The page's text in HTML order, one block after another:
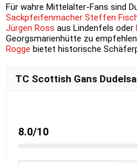
Für wahre Mittelalter-Fans sind
Sackpfeifenmacher Steffen
Jürgen Ross aus Lindenfels oder
Georgsmarienhütte zu
Rogge bietet historische
TC Scottish Gans
8.0/10